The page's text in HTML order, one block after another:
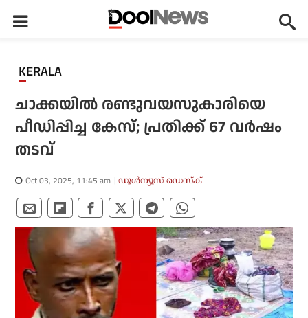
KERALA
ചാക്കയിൽ രണ്ടുവയസുകാരിയെ
പീഡിപ്പിച്ച കേസ്; പ്രതിക്ക് 67 വർഷം
തടവ്
Oct 03, 2025, 11:45 am ഡൂള്‍ന്യൂസ് ഡെസ്‌ക്